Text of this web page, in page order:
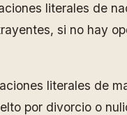
literales de
si no hay
literales de
por divorcio o